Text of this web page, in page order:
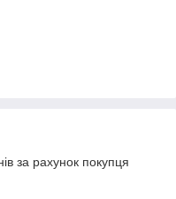
за рахунок покупця